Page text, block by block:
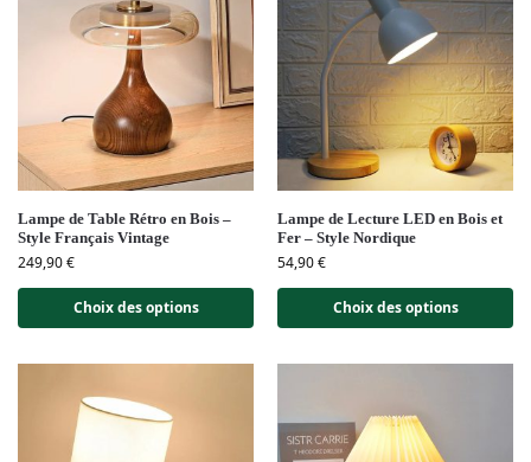
Lampe de Table Rétro en Bois –
Style Français Vintage
249,90€
Choix des options
Lampe de Lecture LED en Bois et
Fer – Style Nordique
54,90€
Choix des options